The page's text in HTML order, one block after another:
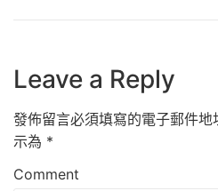
Leave a Reply
發佈留言必須填寫的電子郵件地
示為 *
Comment